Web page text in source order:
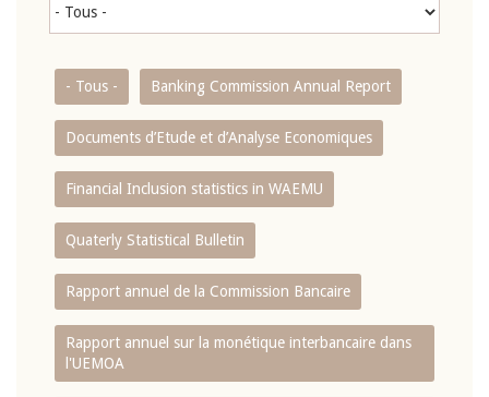
- Tous - Banking Commission Annual Report
Documents d’Etude et d’Analyse Economiques
Financial Inclusion statistics in WAEMU
Quaterly Statistical Bulletin
Rapport annuel de la Commission Bancaire
Rapport annuel sur la monétique interbancaire dans
l'UEMOA